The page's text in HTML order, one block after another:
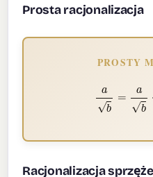
Prosta racjonalizacja
PROSTY
Racjonalizacja